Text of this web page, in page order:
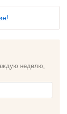
неделю,